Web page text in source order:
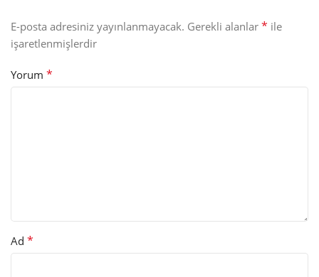
E-posta adresiniz yayınlanmayacak. Gerekli alanlar * ile
işaretlenmişlerdir
Yorum *
Ad *